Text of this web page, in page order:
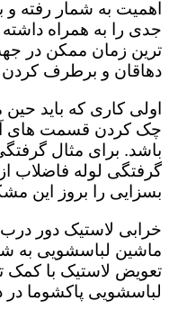
اهمیت به شمار رفته و
جدی را به همراه داشته
ترین زمان ممکن در
دهاقان و برطرف کردن
اولی کاری که باید
چک کردن قسمت های
باشد. برای مثال
گرفتگی لوله فاضلاب
بسزایی را بروز این
خرابی لاستیک دور
ماشین لباسشویی به
تعویض لاستیک با کمک
لباسشویی پاکشوما